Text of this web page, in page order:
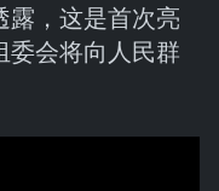
露，这是首次亮
委会将向人民群